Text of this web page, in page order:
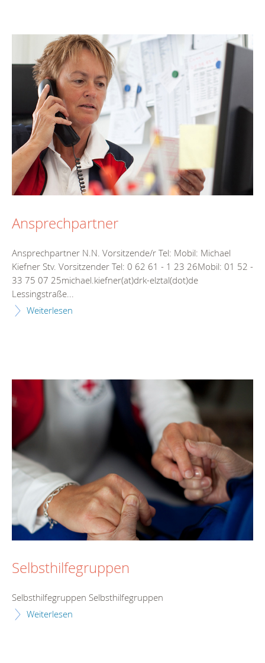
Ansprechpartner
Ansprechpartner N.N. Vorsitzende/r Tel: Mobil: Michael
Kiefner Stv. Vorsitzender Tel: 0 62 61 - 1 23 26Mobil: 01 52 -
33 75 07 25michael.kiefner(at)drk-elztal(dot)de
Lessingstraße...
Weiterlesen
Selbsthilfegruppen
Selbsthilfegruppen Selbsthilfegruppen
Weiterlesen